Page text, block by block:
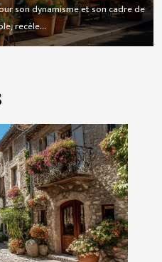
son dynamisme et son cadre de
recèle...